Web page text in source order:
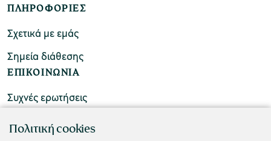
ΠΛΗΡΟΦΟΡΙΕΣ
Σχετικά με εμάς
Σημεία διάθεσης
ΕΠΙΚΟΙΝΩΝΙΑ
Συχνές ερωτήσεις
Επικοινωνήστε μαζί μας
Πολιτική cookies